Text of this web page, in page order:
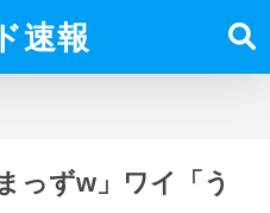
速報
っずw」ワイ「う